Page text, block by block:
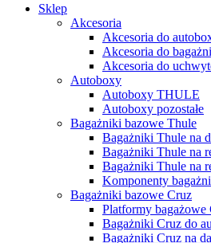
Sklep
Akcesoria
Akcesoria do
Akcesoria do
Akcesoria do
Autoboxy
Autoboxy THULE
Autoboxy pozostałe
Bagażniki bazowe Thule
Bagażniki Thule na
Bagażniki Thule na
Bagażniki Thule na
Komponenty
Bagażniki bazowe Cruz
Platformy bagażowe
Bagażniki Cruz do
Bagażniki Cruz na